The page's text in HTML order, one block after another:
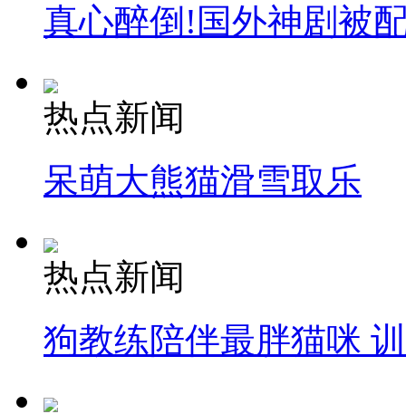
纽约上演“枕头大战”
司机酒驾遇交警 急速倒车逃窜
真心醉倒!国外神剧被
热点新闻
呆萌大熊猫滑雪取乐
热点新闻
狗教练陪伴最胖猫咪